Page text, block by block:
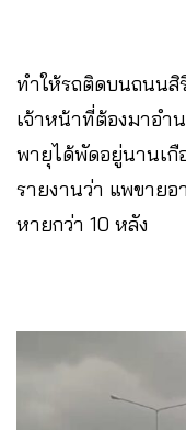
ทำให้รถติดบนถนนสิ
เจ้าหน้าที่ต้องมาอำ
พายุได้พัดอยู่นานเกื
รายงานว่า แพขายอ
หายกว่า 10 หลัง